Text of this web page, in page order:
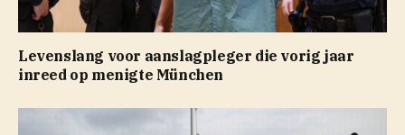
Levenslang voor aanslagpleger die vorig jaar
inreed op menigte München